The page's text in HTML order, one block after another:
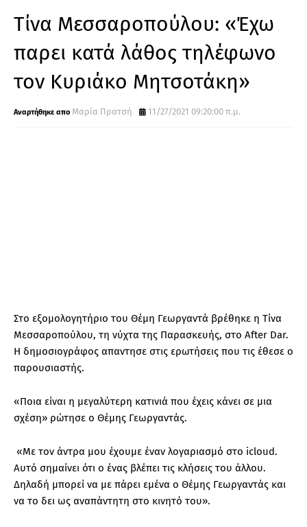
Τίνα Μεσσαροπούλου: «Έχω
παρει κατά λάθος τηλέφωνο
τον Κυριάκο Μητσοτάκη»
Μαρία Πρατσή 11/27/2021 09:20:00 π.μ.
Στο εξομολογητήριο του Θέμη Γεωργαντά βρέθηκε η Τίνα
Μεσσαροπούλου, τη νύχτα της Παρασκευής, στο After Dar.
Η δημοσιογράφος απαντησε στις ερωτήσεις που τις έθεσε ο
παρουσιαστής.
«Ποια είναι η μεγαλύτερη κατινιά που έχεις κάνει σε μια
σχέση» ρώτησε ο Θέμης Γεωργαντάς.
«Με τον άντρα μου έχουμε έναν λογαριασμό στο icloud.
Αυτό σημαίνει ότι ο ένας βλέπει τις κλήσεις του άλλου.
Δηλαδή μπορεί να με πάρει εμένα ο Θέμης Γεωργαντάς και
να το δει ως αναπάντητη στο κινητό του».